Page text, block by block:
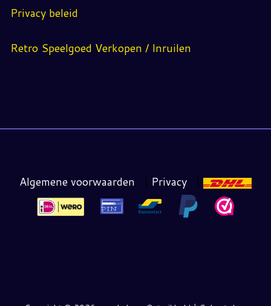
Privacy beleid
Retro Speelgoed Verkopen / Inruilen
Algemene voorwaarden | Privacy |